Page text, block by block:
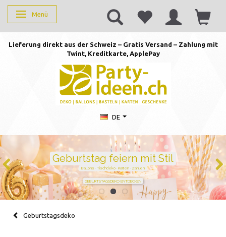
Anzeige ändern
Menü
Lieferung direkt aus der Schweiz – Gratis Versand – Zahlung mit
Twint, Kreditkarte, ApplePay
DE
Duftkerzen mit Zahlen –
persönlich schenken von 1 bis
105
Handgegossen · stilvoll · perfekt für jeden Geburtstag
JETZT ZAHL WÄHLEN
Geburtstagsdeko